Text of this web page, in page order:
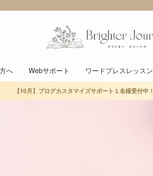
へ Webサポート ワードプレスレッスン
【10月】ブログカスタマイズサポート１名様受付中！